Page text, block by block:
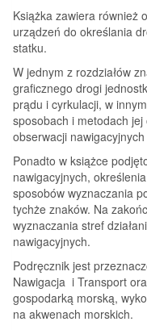
Książka zawiera również
urządzeń do określania
statku.
W jednym z rozdziałów
graficznego drogi
prądu i cyrkulacji, w
sposobach i metodach jej
obserwacji
Ponadto w książce
nawigacyjnych,
sposobów wyznaczania
tychże znaków. Na
wyznaczania stref
nawigacyjnych.
Podręcznik jest
Nawigacja i Transport
gospodarką morską,
na akwenach morskich.